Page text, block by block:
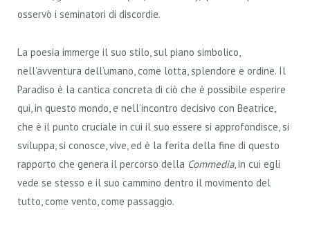
osservò i seminatori di discordie.
La poesia immerge il suo stilo, sul piano simbolico,
nell’avventura dell’umano, come lotta, splendore e ordine. Il
Paradiso è la cantica concreta di ciò che è possibile esperire
qui, in questo mondo, e nell’incontro decisivo con Beatrice,
che è il punto cruciale in cui il suo essere si approfondisce, si
sviluppa, si conosce, vive, ed è la ferita della fine di questo
rapporto che genera il percorso della Commedia, in cui egli
vede se stesso e il suo cammino dentro il movimento del
tutto, come vento, come passaggio.